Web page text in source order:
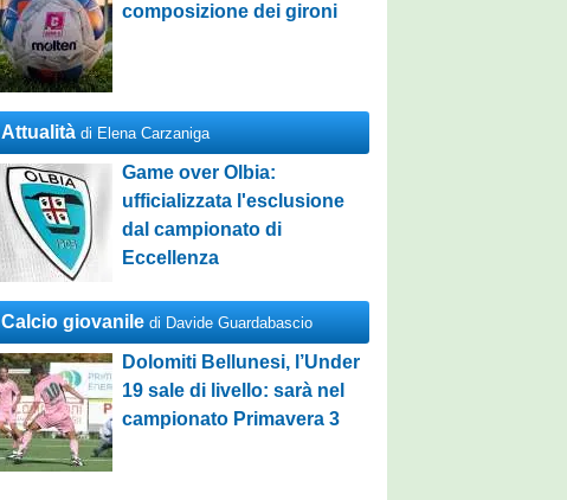
composizione dei gironi
Attualità di Elena Carzaniga
Game over Olbia:
ufficializzata l'esclusione
dal campionato di
Eccellenza
Calcio giovanile di Davide Guardabascio
Dolomiti Bellunesi, l’Under
19 sale di livello: sarà nel
campionato Primavera 3